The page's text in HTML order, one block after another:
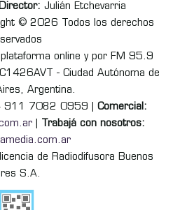
Director: Julián Etchevarria
© 2026 Todos los derechos
online y por FM 95.9
- Ciudad Autónoma de
Argentina.
911 7082 0959 | Comercial:
Trabajá con nosotros:
de Radiodifusora Buenos
S.A.